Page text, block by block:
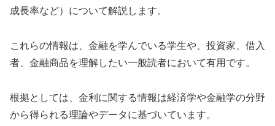
成長率など）について解説します。
これらの情報は、金融を学んでいる学生や、投資家、借入
者、金融商品を理解したい一般読者において有用です。
根拠としては、金利に関する情報は経済学や金融学の分野
から得られる理論やデータに基づいています。